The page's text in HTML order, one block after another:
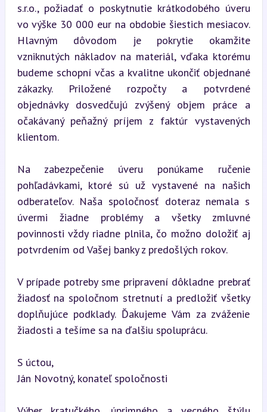
s.r.o., požiadať o poskytnutie krátkodobého úveru
vo výške 30 000 eur na obdobie šiestich mesiacov.
Hlavným dôvodom je pokrytie okamžite
vzniknutých nákladov na materiál, vďaka ktorému
budeme schopní včas a kvalitne ukončiť objednané
zákazky. Priložené rozpočty a potvrdené
objednávky dosvedčujú zvýšený objem práce a
očakávaný peňažný príjem z faktúr vystavených
klientom.
Na zabezpečenie úveru ponúkame ručenie
pohľadávkami, ktoré sú už vystavené na našich
odberateľov. Naša spoločnosť doteraz nemala s
úvermi žiadne problémy a všetky zmluvné
povinnosti vždy riadne plnila, čo možno doložiť aj
potvrdením od Vašej banky z predošlých rokov.
V prípade potreby sme pripravení dôkladne prebrať
žiadosť na spoločnom stretnutí a predložiť všetky
doplňujúce podklady. Ďakujeme Vám za zváženie
žiadosti a tešíme sa na ďalšiu spoluprácu.
S úctou,
Ján Novotný, konateľ spoločnosti